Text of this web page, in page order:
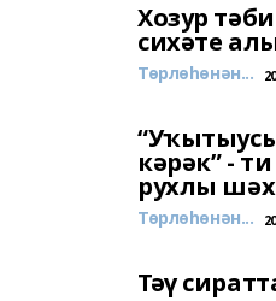
Хозур
сихәте
Төрлөһөнән...
кәрәк” -
рухлы
Төрлөһөнән...
Тәү